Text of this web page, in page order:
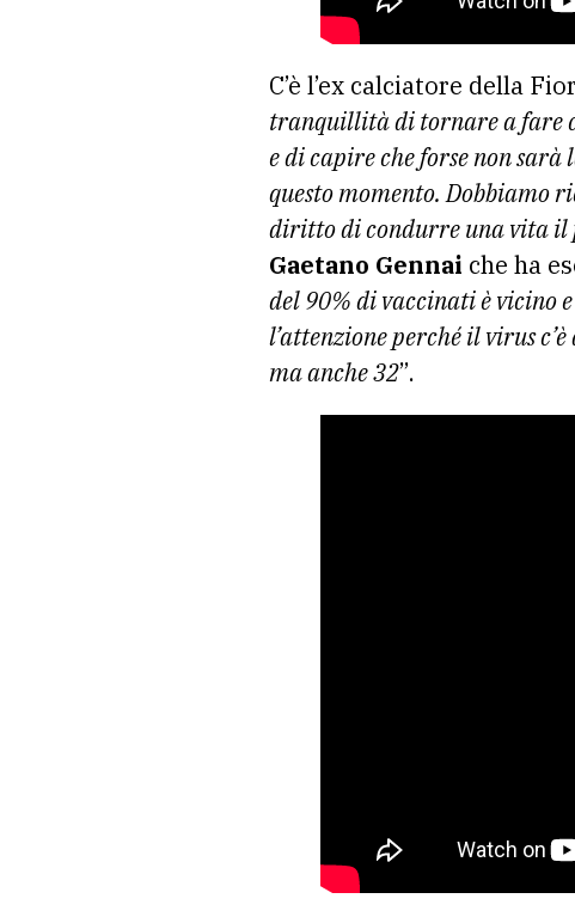
C’è l’ex calciatore della
tranquillità di tornare a fare
e di capire che forse non sarà
questo momento. Dobbiamo
diritto di condurre una vita il
Gaetano Gennai che ha
del 90% di vaccinati è vicino
l’attenzione perché il virus
ma anche 32”.